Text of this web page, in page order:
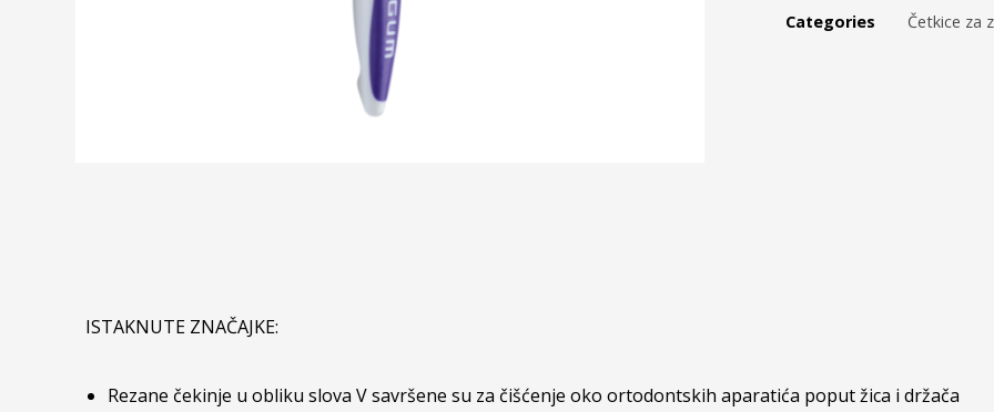
Categories Četkice za
ISTAKNUTE ZNAČAJKE:
Rezane čekinje u obliku slova V savršene su za čišćenje oko ortodontskih aparatića poput žica i držača